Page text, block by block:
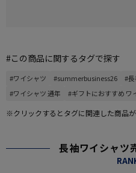
#この商品に関するタグで探す
#ワイシャツ #summerbusiness26 #
#ワイシャツ 通年
#ギフトにおすすめ ワ
※クリックするとタグに関連した商品が
長袖ワイシャツ